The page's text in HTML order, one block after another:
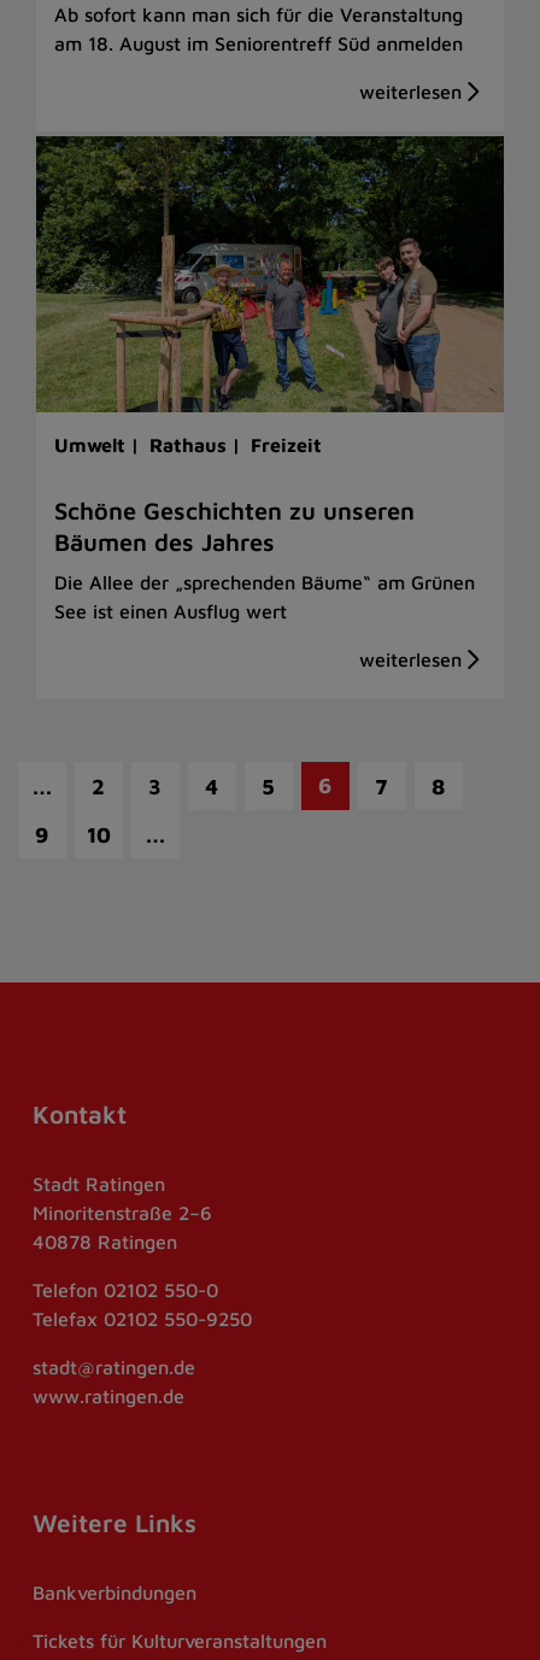
Ab sofort kann man sich für die Veranstaltung
am 18. August im Seniorentreff Süd anmelden
Umwelt | Rathaus | Freizeit
Schöne Geschichten zu unseren
Bäumen des Jahres
Die Allee der „sprechenden Bäume“ am Grünen
See ist einen Ausflug wert
… 2 3 4 5 6 7
8
9
10 …
Kontakt
Stadt Ratingen
Minoritenstraße 2–6
40878 Ratingen
Telefon 02102 550-0
Telefax 02102 550-9250
stadt@ratingen.de
www.ratingen.de
Weitere Links
Bankverbindungen
Tickets für Kulturveranstaltungen